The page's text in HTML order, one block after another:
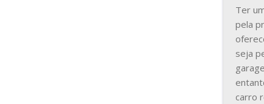
Ter
pela
seja
carro